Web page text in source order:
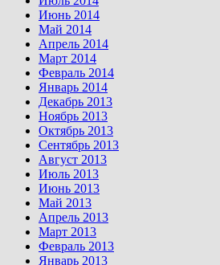
Июнь 2014
Май 2014
Апрель 2014
Март 2014
Февраль 2014
Январь 2014
Декабрь 2013
Ноябрь 2013
Октябрь 2013
Сентябрь 2013
Август 2013
Июль 2013
Июнь 2013
Май 2013
Апрель 2013
Март 2013
Февраль 2013
Январь 2013